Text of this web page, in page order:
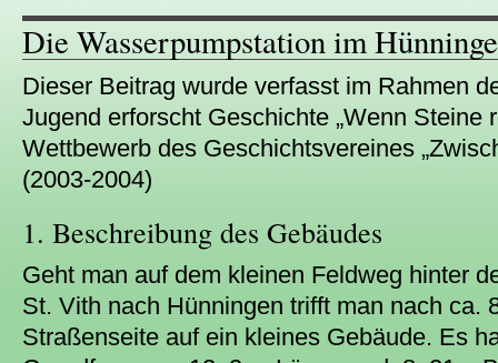
Die Wasserpumpstation im
Dieser Beitrag wurde verfasst im Rahmen
Jugend erforscht Geschichte „Wenn
Wettbewerb des Geschichtsvereines
(2003-2004)
1. Beschreibung des Gebäudes
Geht man auf dem kleinen Feldweg hinter
St. Vith nach Hünningen trifft man nach ca.
Straßenseite auf ein kleines Gebäude. Es